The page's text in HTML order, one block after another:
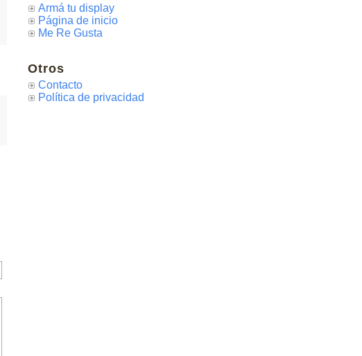
Armá tu display
Página de inicio
Me Re Gusta
Otros
Contacto
Política de privacidad